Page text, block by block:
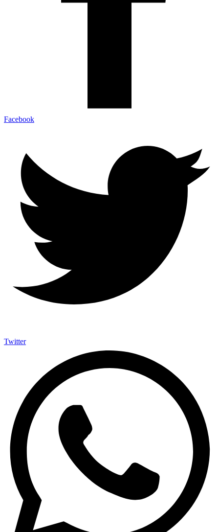
Facebook
Twitter